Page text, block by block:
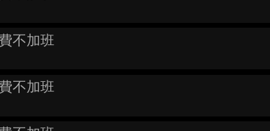
不加班
不加班